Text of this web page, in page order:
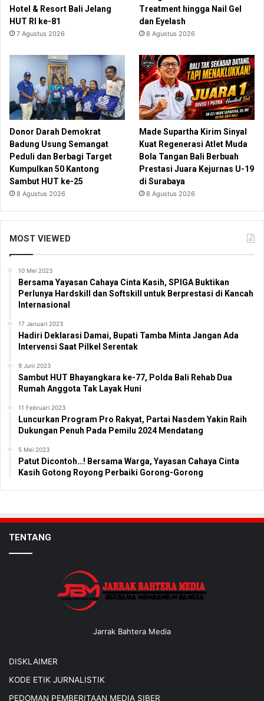
Hotel & Resort Bali Jelang
HUT RI ke-81
7 Agustus 2026
Treatment hingga Nail Gel
dan Eyelash
8 Agustus 2026
Donor Darah Demokrat
Badung Usung Semangat
Peduli dan Berbagi Target
Kumpulkan 50 Kantong
Sambut HUT ke-25
8 Agustus 2026
Made Supartha Kirim Sinyal
Kuat Regenerasi Atlet Muda
Bola Tangan Bali Berbuah
Prestasi Juara Kejurnas U-19
di Surabaya
8 Agustus 2026
MOST VIEWED
10 Mei 2023
Bersama Yayasan Cahaya Cinta Kasih, SPIGA Buktikan
Perlunya Hardskill dan Softskill untuk Berprestasi di Kancah
Internasional
17 Januari 2023
Hadiri Deklarasi Damai, Bupati Tamba Minta Jangan Ada
Intervensi Saat Pilkel Serentak
9 Juni 2023
Sambut HUT Bhayangkara ke-77, Polda Bali Rehab Dua
Rumah Anggota Tak Layak Huni
11 Februari 2023
Luncurkan Program Pro Rakyat, Partai Nasdem Yakin Raih
Dukungan Penuh Pada Pemilu 2024 Mendatang
5 Mei 2023
Patut Dicontoh…! Bersama Warga, Yayasan Cahaya Cinta
Kasih Gotong Royong Perbaiki Gorong-Gorong
TENTANG
Jarrak Bahtera Media
DISKLAIMER
KODE ETIK JURNALISTIK
PEDOMAN PEMBERITAAN MEDIA SIBER